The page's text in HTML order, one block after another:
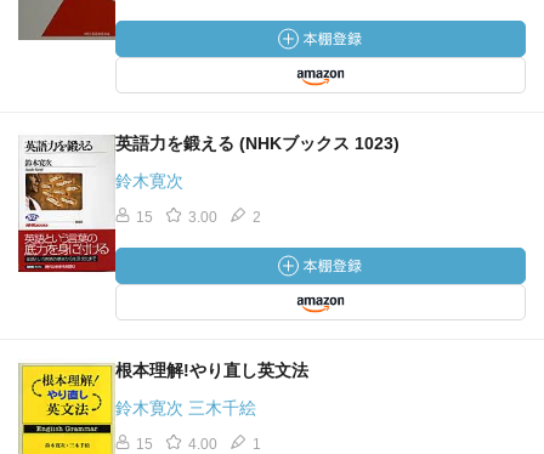
英語力を鍛える (NHKブックス 1023)
鈴木寛次
15 3.00 2
根本理解!やり直し英文法
鈴木寛次 三木千絵
15 4.00 1